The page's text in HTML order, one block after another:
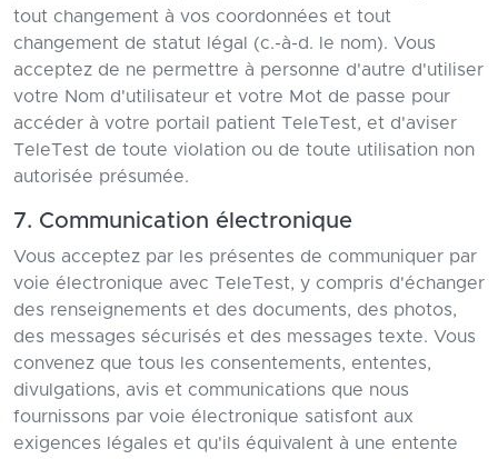
tout changement à vos coordonnées et tout
changement de statut légal (c.-à-d. le nom). Vous
acceptez de ne permettre à personne d'autre d'utiliser
votre Nom d'utilisateur et votre Mot de passe pour
accéder à votre portail patient TeleTest, et d'aviser
TeleTest de toute violation ou de toute utilisation non
autorisée présumée.
7. Communication électronique
Vous acceptez par les présentes de communiquer par
voie électronique avec TeleTest, y compris d'échanger
des renseignements et des documents, des photos,
des messages sécurisés et des messages texte. Vous
convenez que tous les consentements, ententes,
divulgations, avis et communications que nous
fournissons par voie électronique satisfont aux
exigences légales et qu'ils équivalent à une entente